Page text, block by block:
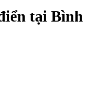
tại